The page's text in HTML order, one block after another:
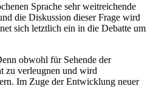
Sprache sehr weitreichende
die Diskussion dieser Frage wird
sich letztlich ein in die Debatte um
obwohl für Sehende der
zu verleugnen und wird
Im Zuge der Entwicklung neuer